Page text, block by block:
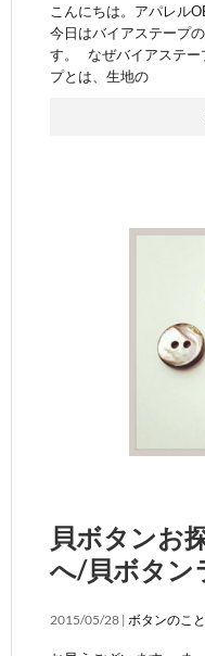
こんにちは。アパレル
今日はバイアステープ
す。 なぜバイアステー
プとは、生地の
貝ボタンお
へ/貝ボタン
2015/05/28 | ボタンのこと